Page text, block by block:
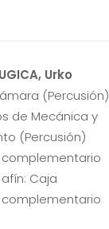
Urko
(Percusión)
de Mecánica y
(Percusión)
Caja